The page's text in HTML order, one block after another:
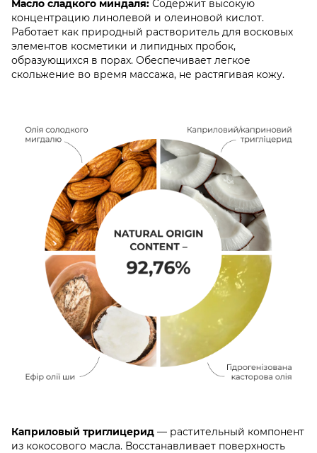
Масло сладкого миндаля: Содержит высокую
концентрацию линолевой и олеиновой кислот.
Работает как природный растворитель для восковых
элементов косметики и липидных пробок,
образующихся в порах. Обеспечивает легкое
скольжение во время массажа, не растягивая кожу.
Каприловый триглицерид — растительный компонент
из кокосового масла. Восстанавливает поверхность